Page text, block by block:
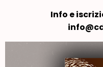
Info e